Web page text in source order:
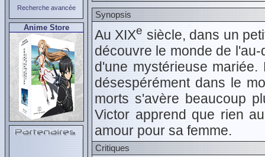
Recherche avancée
Anime Store
Synopsis
Au XIXe siècle, dans un
découvre le monde de
d'une mystérieuse
désespérément dans le
morts s'avère beaucoup
Victor apprend que rien
amour pour sa femme.
Critiques